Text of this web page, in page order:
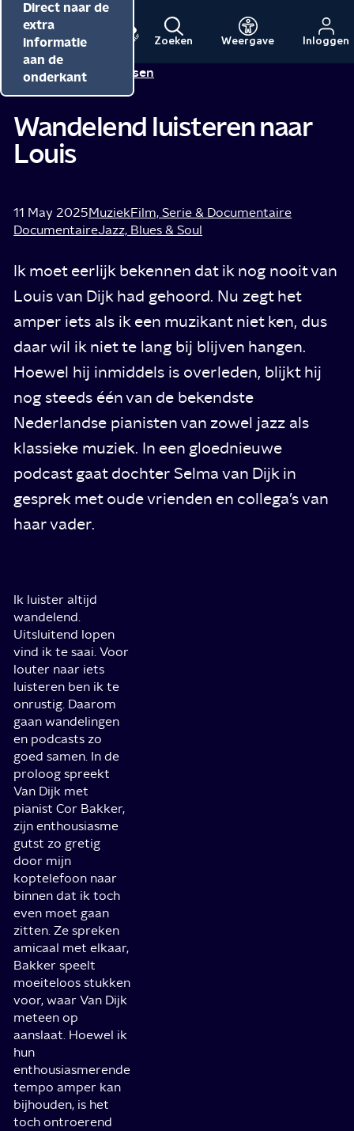
Direct naar de
inhoud
Direct naar de
hoofdnavigatie
Direct naar de
extra
informatie
aan de
onderkant
Menu
Naar
de
NPO
beginpagina
NPO
Zoeken Weergave Inloggen
Tip vanAlma Mathijsen
Wandelend luisteren naar
Louis
11 May 2025MuziekFilm, Serie & Documentaire
DocumentaireJazz, Blues & Soul
Ik moet eerlijk bekennen dat ik nog nooit van
Louis van Dijk had gehoord. Nu zegt het
amper iets als ik een muzikant niet ken, dus
daar wil ik niet te lang bij blijven hangen.
Hoewel hij inmiddels is overleden, blijkt hij
nog steeds één van de bekendste
Nederlandse pianisten van zowel jazz als
klassieke muziek. In een gloednieuwe
podcast gaat dochter Selma van Dijk in
gesprek met oude vrienden en collega’s van
haar vader.
Ik luister altijd
wandelend.
Uitsluitend lopen
vind ik te saai. Voor
louter naar iets
luisteren ben ik te
onrustig. Daarom
gaan wandelingen
en podcasts zo
goed samen. In de
proloog spreekt
Van Dijk met
pianist Cor Bakker,
zijn enthousiasme
gutst zo gretig
door mijn
koptelefoon naar
binnen dat ik toch
even moet gaan
zitten. Ze spreken
amicaal met elkaar,
Bakker speelt
moeiteloos stukken
voor, waar Van Dijk
meteen op
aanslaat. Hoewel ik
hun
enthousiasmerende
tempo amper kan
bijhouden, is het
toch ontroerend